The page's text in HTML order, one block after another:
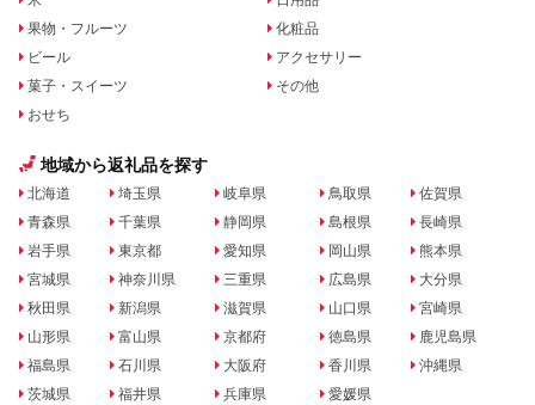
果物・フルーツ
ビール
菓子・スイーツ
おせち
化粧品
アクセサリー
その他
地域から返礼品を探す
北海道
青森県
岩手県
宮城県
秋田県
山形県
福島県
茨城県
埼玉県
千葉県
東京都
神奈川県
新潟県
富山県
石川県
福井県
岐阜県
静岡県
愛知県
三重県
滋賀県
京都府
大阪府
兵庫県
鳥取県
島根県
岡山県
広島県
山口県
徳島県
香川県
愛媛県
佐賀県
長崎県
熊本県
大分県
宮崎県
鹿児島県
沖縄県